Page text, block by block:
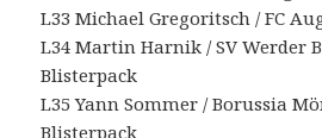
L33 Michael Gregoritsch / FC
L34 Martin Harnik / SV Werder
Blisterpack
L35 Yann Sommer / Borussia
Blisterpack